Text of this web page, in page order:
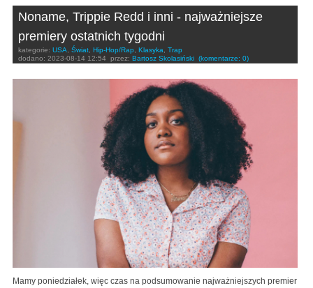
Noname, Trippie Redd i inni - najważniejsze
premiery ostatnich tygodni
kategorie: USA Świat Hip-Hop/Rap Klasyka
Trap
dodano: 2023-08-14 12:54 przez: Bartosz Skolasiński (komentarze: 0)
Mamy poniedziałek, więc czas na podsumowanie najważniejszych premier